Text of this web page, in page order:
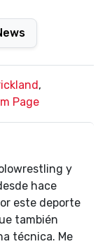
,
Page
y
hace
este deporte
también
técnica. Me